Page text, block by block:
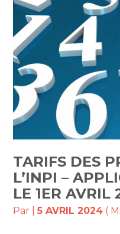
TARIFS DES
L’INPI –
LE 1ER AVRIL
Par |5 AVRIL 2024 (